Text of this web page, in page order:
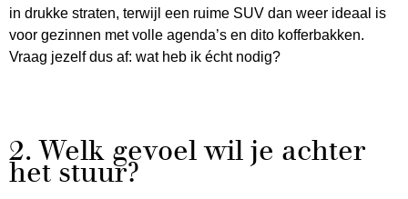
in drukke straten, terwijl een ruime SUV dan weer ideaal is
voor gezinnen met volle agenda’s en dito kofferbakken.
Vraag jezelf dus af: wat heb ik écht nodig?
2. Welk gevoel wil je achter
het stuur?